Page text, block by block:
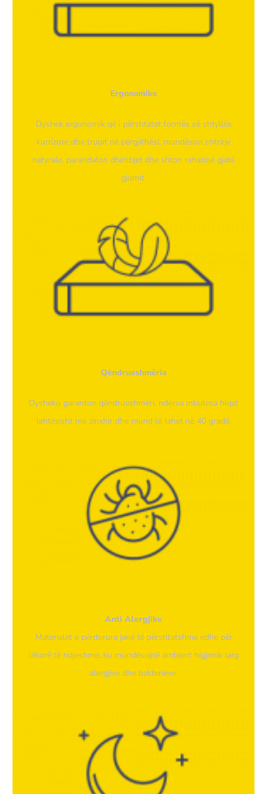
Ergonomike
Dyshek ergonomik që i përshtatet formës së shtyllës
kurrizore dhe trupit në përgjithësi, mundëson shtrirje
natyrale, parandalon dhimbjet dhe shton rehatinë gjatë
gjumit.
Qëndrueshmëria
Dysheku garanton qëndrueshmëri, ndërsa mbulesa hiqet
lehtësisht me zinxhir dhe mund të lahet në 40 gradë.
Anti Alergjike
Materialet e përdorura janë të përshtatshme edhe për
lëkurë të ndjeshme, ku mundësojnë ambient higjenik larg
alergjive dhe bakterieve.